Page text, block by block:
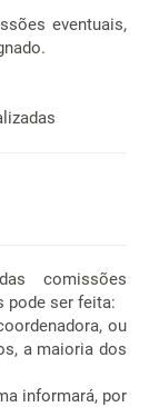
eventuais,
comissões
pode ser feita:
ou
a maioria dos
informará, por